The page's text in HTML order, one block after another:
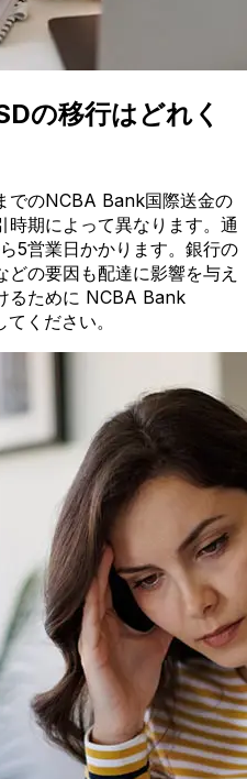
の移行はどれく
でのNCBA Bank国際送金の
期によって異なります。通
5営業日かかります。銀行の
の要因も配達に影響を与え
るために NCBA Bank
ください。